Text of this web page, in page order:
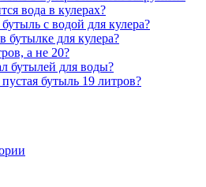
вода в кулерах?
с водой для кулера?
бутылке для кулера?
а не 20?
бутылей для воды?
бутыль 19 литров?